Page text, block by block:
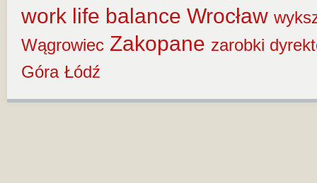
work life balance Wrocław
Wągrowiec Zakopane zarobki
Góra Łódź